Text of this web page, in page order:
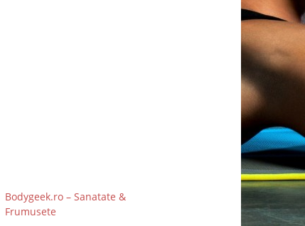
Bodygeek.ro – Sanatate &
Frumusete